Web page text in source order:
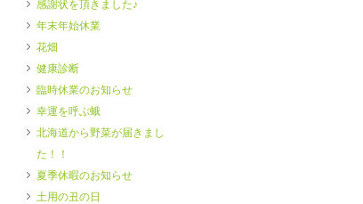
感謝状を頂きました♪
年末年始休業
花畑
健康診断
臨時休業のお知らせ
幸運を呼ぶ蛾
北海道から野菜が届きまし
た！！
夏季休暇のお知らせ
土用の丑の日